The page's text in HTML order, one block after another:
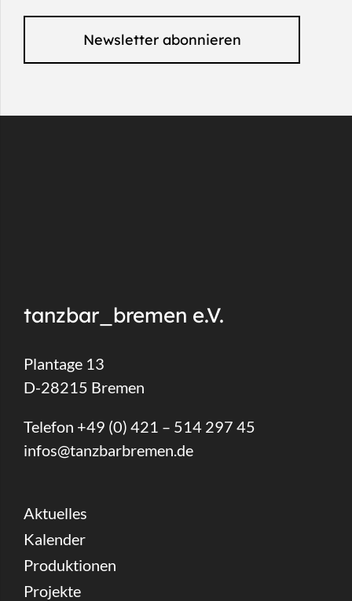
Newsletter abonnieren
tanzbar_bremen e.V.
Plantage 13
D-28215 Bremen
Telefon +49 (0) 421 – 514 297 45
infos@tanzbarbremen.de
Aktuelles
Kalender
Produktionen
Projekte